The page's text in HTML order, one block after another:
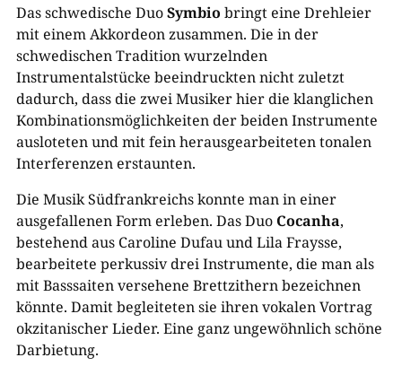
Das schwedische DuoSymbio bringt eine Drehleier
mit einem Akkordeon zusammen. Die in der
schwedischen Tradition wurzelnden
Instrumentalstücke beeindruckten nicht zuletzt
dadurch, dass die zwei Musiker hier die klanglichen
Kombinationsmöglichkeiten der beiden Instrumente
ausloteten und mit fein herausgearbeiteten tonalen
Interferenzen erstaunten.
Die Musik Südfrankreichs konnte man in einer
ausgefallenen Form erleben. Das Duo Cocanha,
bestehend aus Caroline Dufau und Lila Fraysse,
bearbeitete perkussiv drei Instrumente, die man als
mit Basssaiten versehene Brettzithern bezeichnen
könnte. Damit begleiteten sie ihren vokalen Vortrag
okzitanischer Lieder. Eine ganz ungewöhnlich schöne
Darbietung.